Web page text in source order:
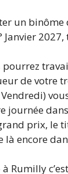
un
2027,
pourrez
de votre
journée
prix, le
là encore
Rumilly